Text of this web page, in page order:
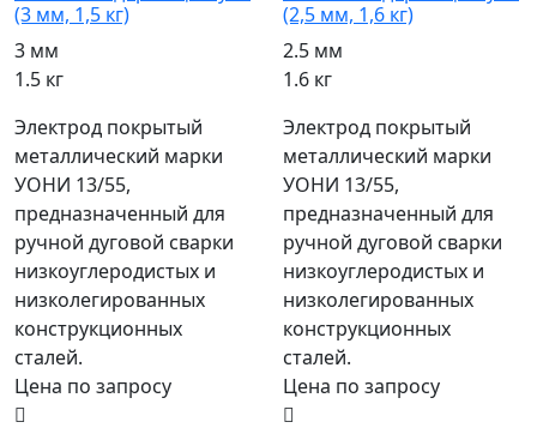
(3 мм, 1,5 кг)
3 мм
1.5 кг
Электрод покрытый
металлический марки
УОНИ 13/55,
предназначенный для
ручной дуговой сварки
низкоуглеродистых и
низколегированных
конструкционных
сталей.
Цена по запросу
(2,5 мм, 1,6 кг)
2.5 мм
1.6 кг
Электрод покрытый
металлический марки
УОНИ 13/55,
предназначенный для
ручной дуговой сварки
низкоуглеродистых и
низколегированных
конструкционных
сталей.
Цена по запросу